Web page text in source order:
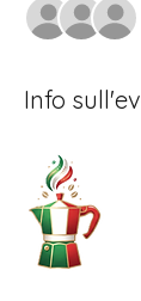
Info